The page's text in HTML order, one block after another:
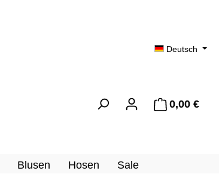
Deutsch
0,00 €
Blusen Hosen Sale